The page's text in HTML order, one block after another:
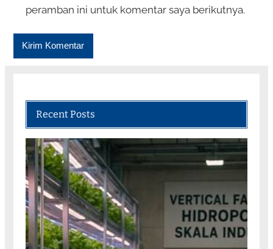
peramban ini untuk komentar saya berikutnya.
Recent Posts